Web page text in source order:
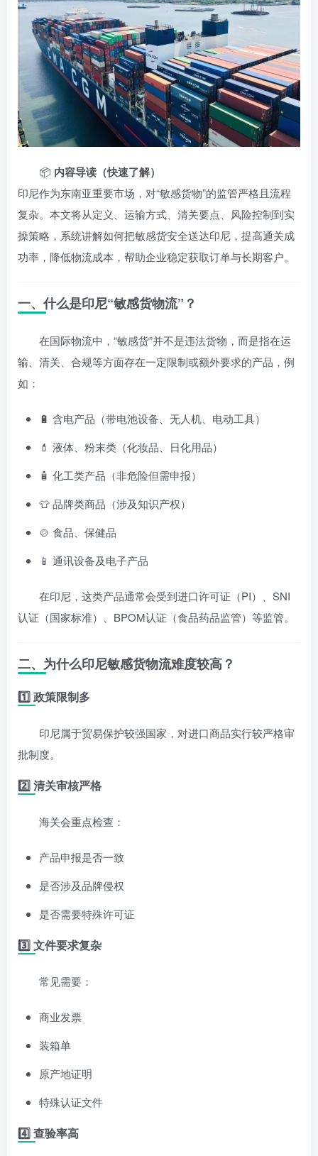
📦 内容导读（快速了解）
印尼作为东南亚重要市场，对“敏感货物”的监管严格且流程
复杂。本文将从定义、运输方式、清关要点、风险控制到实
操策略，系统讲解如何把敏感货安全送达印尼，提高通关成
功率，降低物流成本，帮助企业稳定获取订单与长期客户。
一、什么是印尼“敏感货物流”？
在国际物流中，“敏感货”并不是违法货物，而是指在运
输、清关、合规等方面存在一定限制或额外要求的产品，例
如：
🔋 含电产品（带电池设备、无人机、电动工具）
💄 液体、粉末类（化妆品、日化用品）
🧴 化工类产品（非危险但需申报）
👕 品牌类商品（涉及知识产权）
🍲 食品、保健品
📱 通讯设备及电子产品
在印尼，这类产品通常会受到进口许可证（PI）、SNI
认证（国家标准）、BPOM认证（食品药品监管）等监管。
二、为什么印尼敏感货物流难度较高？
1️⃣ 政策限制多
印尼属于贸易保护较强国家，对进口商品实行较严格审
批制度。
2️⃣ 清关审核严格
海关会重点检查：
产品申报是否一致
是否涉及品牌侵权
是否需要特殊许可证
3️⃣ 文件要求复杂
常见需要：
商业发票
装箱单
原产地证明
特殊认证文件
4️⃣ 查验率高